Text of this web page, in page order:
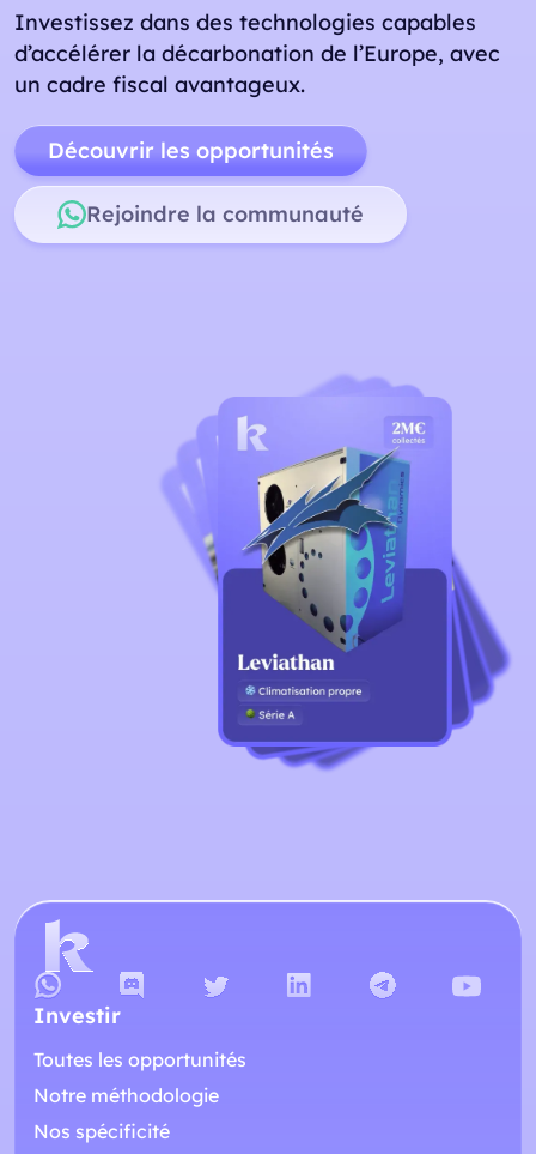
Investissez dans des technologies capables
d’accélérer la décarbonation de l’Europe, avec
un cadre fiscal avantageux.
Découvrir les opportunités
Rejoindre la communauté
Investir
Toutes les opportunités
Notre méthodologie
Nos spécificité